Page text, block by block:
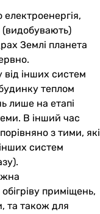
(видобувають)
Землі планета
від інших систем
теплом
лише на етапі
В інший час
з тими, які
систем
приміщень,
та також для